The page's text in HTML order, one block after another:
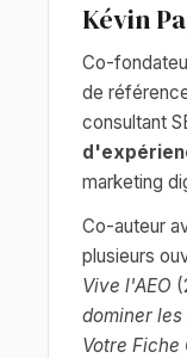
Kévin
Co-
de
consultant
marketing
Co-auteur
plusieurs
Vive l'AEO
dominer
Votre